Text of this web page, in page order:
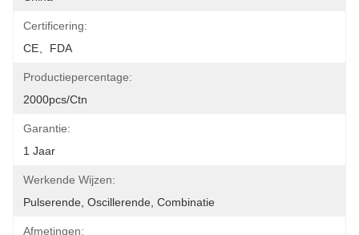
Certificering:
CE、FDA
Productiepercentage:
2000pcs/ctn
Garantie:
1 Jaar
Werkende Wijzen:
Pulserende, Oscillerende, Combinatie
Afmetingen: